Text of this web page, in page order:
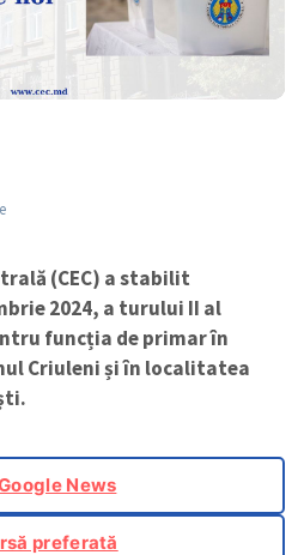
(CEC) a stabilit
2024, a turului II al
funcția de primar în
Criuleni și în localitatea
News
preferată